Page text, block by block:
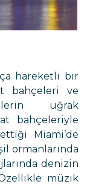
hareketli bir
bahçeleri ve
uğrak
bahçeleriyle
Miami’de
ormanlarında
denizin
müzik